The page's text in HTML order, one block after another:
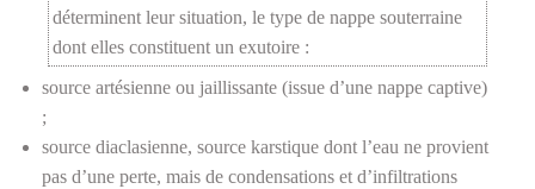
déterminent leur situation, le type de nappe souterraine
dont elles constituent un exutoire :
source artésienne ou jaillissante (issue d’une nappe captive)
;
source diaclasienne, source karstique dont l’eau ne provient
pas d’une perte, mais de condensations et d’infiltrations